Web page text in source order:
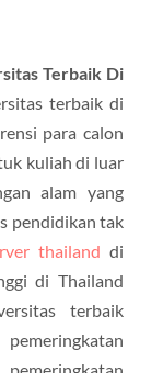
Terbaik Di
terbaik di
para calon
kuliah di luar
alam yang
pendidikan tak
thailand di
di Thailand
terbaik